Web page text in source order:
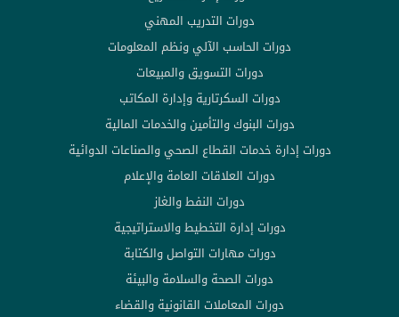
دورات التدريب المهني
دورات الحاسب الآلي ونظم المعلومات
دورات التسويق والمبيعات
دورات السكرتارية وإدارة المكاتب
دورات البنوك والتأمين والخدمات المالية
دورات إدارة خدمات القطاع الصحي والصناعات الدوائية
دورات العلاقات العامة والإعلام
دورات النفط والغاز
دورات إدارة التخطيط والاستراتيجية
دورات مهارات التواصل والكتابة
دورات الصحة والسلامة والبيئة
دورات المعاملات القانونية والقضاء